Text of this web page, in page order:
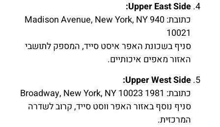
Upper East Side:
כתובת: 940 Madison Avenue, New York, NY
10021
סניף בשכונת האפר איסט סייד, המספק לתושבי
האזור מאפים איכותיים.
Upper West Side:
כתובת: 1981 Broadway, New York, NY 10023
סניף נוסף באזור האפר ווסט סייד, קרוב לשדרה
המרכזית.